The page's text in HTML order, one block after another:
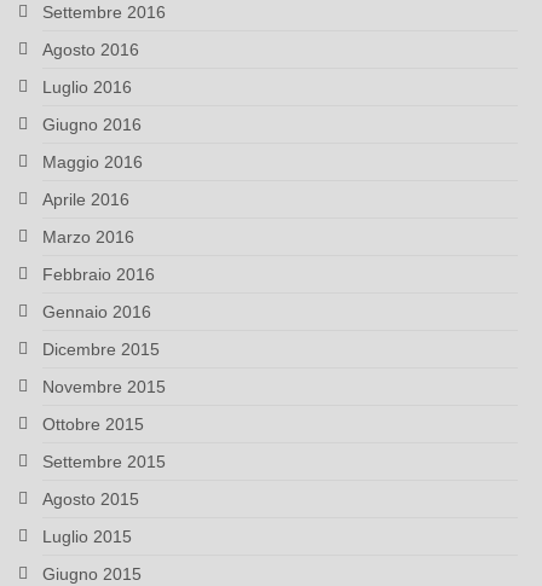
Settembre 2016
Agosto 2016
Luglio 2016
Giugno 2016
Maggio 2016
Aprile 2016
Marzo 2016
Febbraio 2016
Gennaio 2016
Dicembre 2015
Novembre 2015
Ottobre 2015
Settembre 2015
Agosto 2015
Luglio 2015
Giugno 2015